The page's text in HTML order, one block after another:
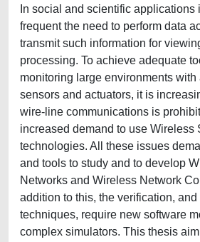
In social and scientific applications
frequent the need to perform data
transmit such information for
processing. To achieve adequate
monitoring large environments with
sensors and actuators, it is
wire-line communications is
increased demand to use Wireless
technologies. All these issues
and tools to study and to develop
Networks and Wireless Network
addition to this, the verification, and
techniques, require new software
complex simulators. This thesis